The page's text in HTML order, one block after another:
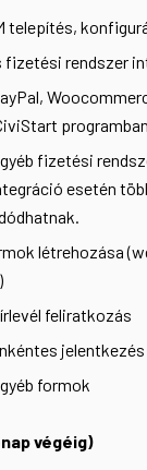
telepítés,
fizetési rendszer
fizetési
esetén
létrehozása
feliratkozás
jelentkezés
formok
végéig)